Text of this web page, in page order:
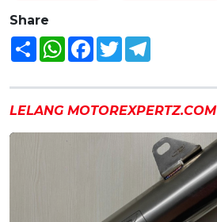
Share
Share WhatsAppFacebook
Twitter
LELANG MOTOREXPERTZ.COM